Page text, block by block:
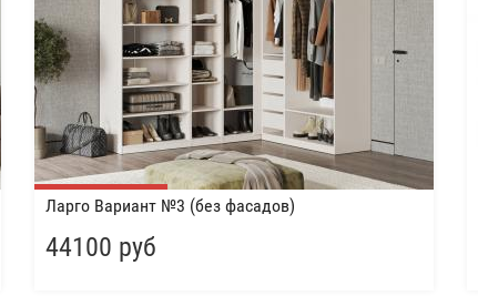
Ларго Вариант №3 (без фасадов)
44100 руб